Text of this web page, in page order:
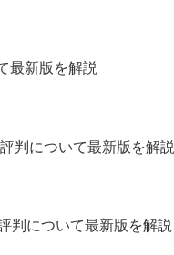
最新版を解説
判について最新版を解説
判について最新版を解説